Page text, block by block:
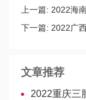
上一篇: 2022海
实
下一篇: 2022广
文章推荐
2022重庆三胎政策最新消息：上户